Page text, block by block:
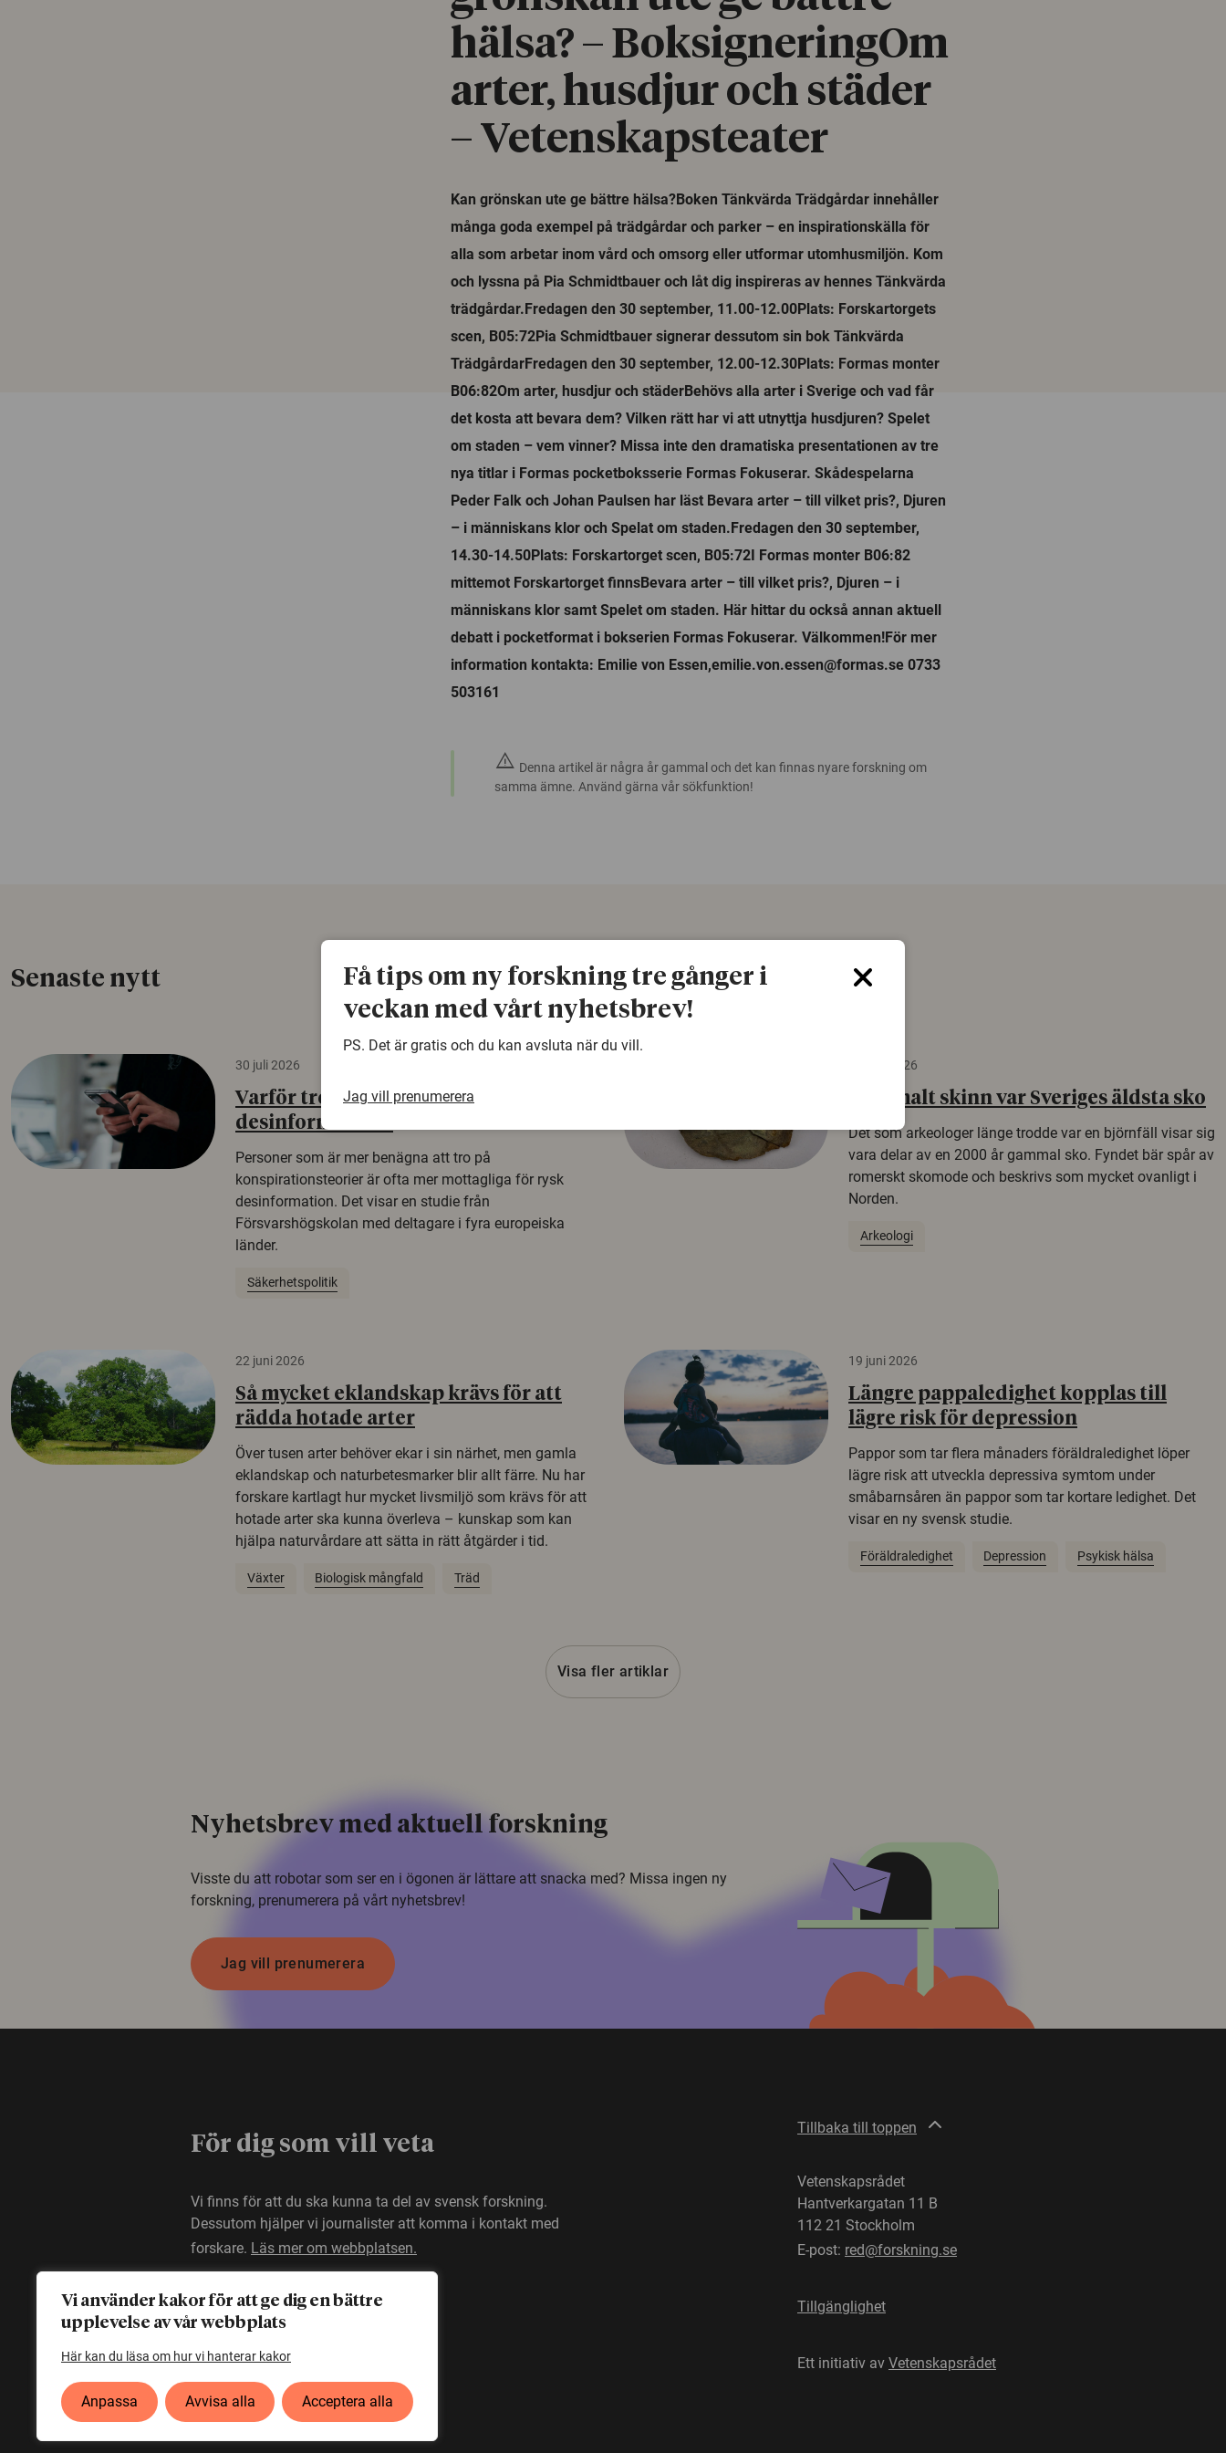
Vi använder kakor för att ge dig en bättre
upplevelse av vår webbplats
Här kan du läsa om hur vi hanterar kakor
Anpassa Avvisa alla Acceptera alla
hälsa? – BoksigneringOm
arter, husdjur och städer
– Vetenskapsteater
Kan grönskan ute ge bättre hälsa?Boken Tänkvärda Trädgårdar innehåller
många goda exempel på trädgårdar och parker – en inspirationskälla för
alla som arbetar inom vård och omsorg eller utformar utomhusmiljön. Kom
och lyssna på Pia Schmidtbauer och låt dig inspireras av hennes Tänkvärda
trädgårdar.Fredagen den 30 september, 11.00-12.00Plats: Forskartorgets
scen, B05:72Pia Schmidtbauer signerar dessutom sin bok Tänkvärda
TrädgårdarFredagen den 30 september, 12.00-12.30Plats: Formas monter
B06:82Om arter, husdjur och städerBehövs alla arter i Sverige och vad får
det kosta att bevara dem? Vilken rätt har vi att utnyttja husdjuren? Spelet
om staden – vem vinner? Missa inte den dramatiska presentationen av tre
nya titlar i Formas pocketboksserie Formas Fokuserar. Skådespelarna
Peder Falk och Johan Paulsen har läst Bevara arter – till vilket pris?, Djuren
– i människans klor och Spelat om staden.Fredagen den 30 september,
14.30-14.50Plats: Forskartorget scen, B05:72I Formas monter B06:82
mittemot Forskartorget finnsBevara arter – till vilket pris?, Djuren – i
människans klor samt Spelet om staden. Här hittar du också annan aktuell
debatt i pocketformat i bokserien Formas Fokuserar. Välkommen!För mer
information kontakta: Emilie von Essen,emilie.von.essen@formas.se 0733
503161
warning Denna artikel är några år gammal och det kan finnas nyare forskning om
samma ämne. Använd gärna vår sökfunktion!
Senaste nytt
30 juli 2026
Varför tror vissa på rysk
desinformation?
Personer som är mer benägna att tro på
konspirationsteorier är ofta mer mottagliga för rysk
desinformation. Det visar en studie från
Försvarshögskolan med deltagare i fyra europeiska
länder.
Säkerhetspolitik
22 juni 2026
Gammalt skinn var Sveriges äldsta sko
Det som arkeologer länge trodde var en björnfäll visar sig
vara delar av en 2000 år gammal sko. Fyndet bär spår av
romerskt skomode och beskrivs som mycket ovanligt i
Norden.
Arkeologi
22 juni 2026
Så mycket eklandskap krävs för att
rädda hotade arter
Över tusen arter behöver ekar i sin närhet, men gamla
eklandskap och naturbetesmarker blir allt färre. Nu har
forskare kartlagt hur mycket livsmiljö som krävs för att
hotade arter ska kunna överleva – kunskap som kan
hjälpa naturvårdare att sätta in rätt åtgärder i tid.
Växter Biologisk mångfald Träd
19 juni 2026
Längre pappaledighet kopplas till
lägre risk för depression
Pappor som tar flera månaders föräldraledighet löper
lägre risk att utveckla depressiva symtom under
småbarnsåren än pappor som tar kortare ledighet. Det
visar en ny svensk studie.
Föräldraledighet Depression Psykisk hälsa
Visa fler artiklar
Nyhetsbrev med aktuell forskning
Visste du att robotar som ser en i ögonen är lättare att snacka med? Missa ingen ny
forskning, prenumerera på vårt nyhetsbrev!
Jag vill prenumerera
För dig som vill veta
Vi finns för att du ska kunna ta del av svensk forskning.
Dessutom hjälper vi journalister att komma i kontakt med
forskare. Läs mer om webbplatsen.
Tillbaka till toppen
Vetenskapsrådet
Hantverkargatan 11 B
112 21 Stockholm
E-post: red@forskning.se
Tillgänglighet
Ett initiativ av Vetenskapsrådet
Få tips om ny forskning tre gånger i
veckan med vårt nyhetsbrev!
PS. Det är gratis och du kan avsluta när du vill.
Jag vill prenumerera